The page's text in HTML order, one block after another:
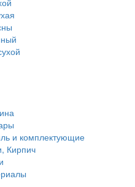
и комплектующие
Кирпич